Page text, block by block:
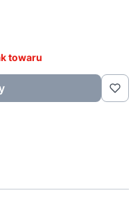
towaru